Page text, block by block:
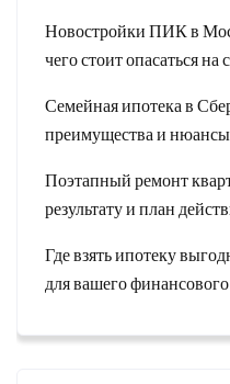
Новостройки ПИК в
чего стоит опасаться на
Семейная ипотека в
преимущества и
Поэтапный ремонт
результату и план
Где взять ипотеку
для вашего